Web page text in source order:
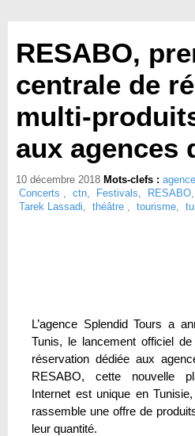
RESABO,
centrale de
multi-
aux agences
10 décembre 2018 Mots-clefs :
Concerts , ctn, Festivals, RESABO,
Tarek Lassadi, théâtre , tourisme,
L’agence Splendid Tours a
Tunis, le lancement officiel
réservation dédiée aux
RESABO, cette nouvelle
Internet est unique en
rassemble une offre de
leur quantité.